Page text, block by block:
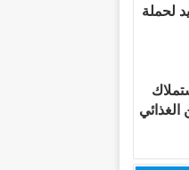
لحملة
الغذائي